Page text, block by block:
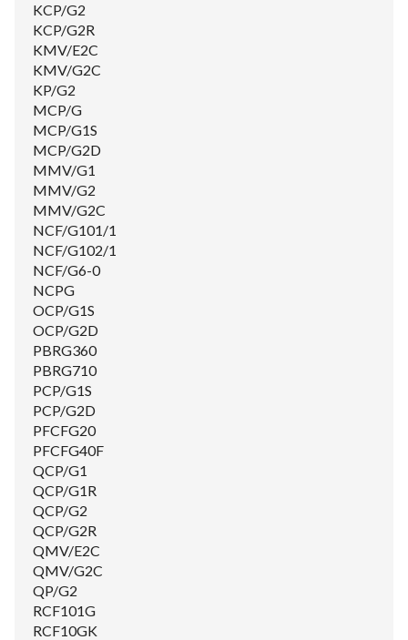
KCP/G2
KCP/G2R
KMV/E2C
KMV/G2C
KP/G2
MCP/G
MCP/G1S
MCP/G2D
MMV/G1
MMV/G2
MMV/G2C
NCF/G101/1
NCF/G102/1
NCF/G6-0
NCPG
OCP/G1S
OCP/G2D
PBRG360
PBRG710
PCP/G1S
PCP/G2D
PFCFG20
PFCFG40F
QCP/G1
QCP/G1R
QCP/G2
QCP/G2R
QMV/E2C
QMV/G2C
QP/G2
RCF101G
RCF10GK